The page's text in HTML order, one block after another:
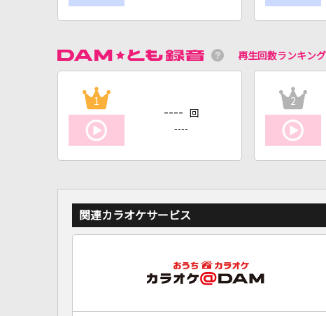
再生回数ランキング
1
---- 回
----
2
関連カラオケサービス